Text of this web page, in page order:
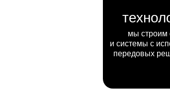
мы строим
и системы с
передовых